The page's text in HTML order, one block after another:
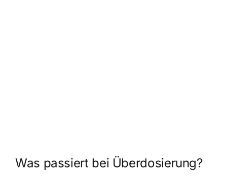
Was passiert bei Überdosierung?